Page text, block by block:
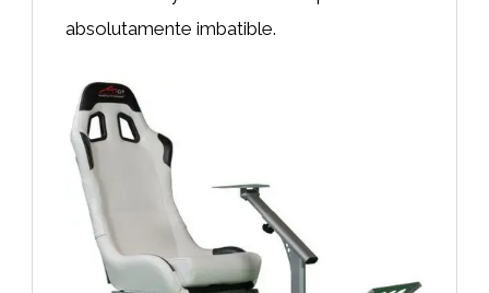
absolutamente imbatible.